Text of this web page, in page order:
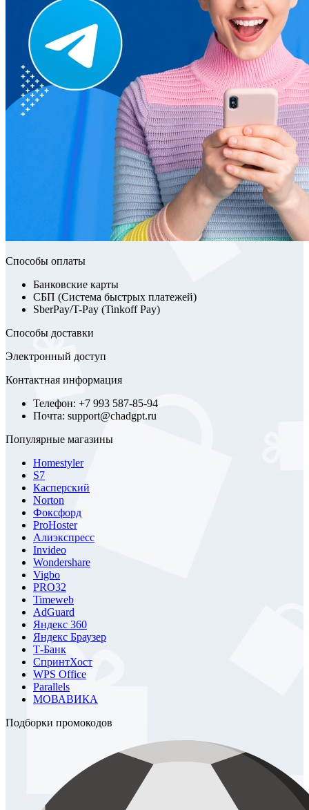
Способы оплаты
Банковские карты
СБП (Система быстрых платежей)
SberPay/T-Pay (Tinkoff Pay)
Способы доставки
Электронный доступ
Контактная информация
Телефон: +7 993 587-85-94
Почта: support@chadgpt.ru
Популярные магазины
Homestyler
S7
Касперский
Norton
Фоксфорд
ProHoster
Алиэкспресс
Invideo
Wondershare
Vigbo
PRO32
Timeweb
AdGuard
Яндекс 360
Яндекс Браузер
Т-Банк
СпринтХост
WPS Office
Parallels
МОВАВИКА
Подборки промокодов